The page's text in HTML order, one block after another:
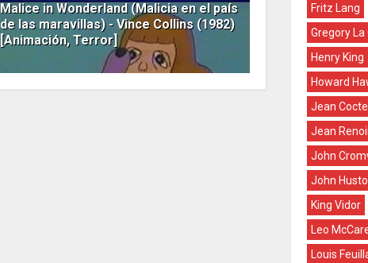
Malice in Wonderland (Malicia en el país
de las maravillas) - Vince Collins (1982)
[Animación, Terror]
Fritz Lang
Gregory La
Henry King
Howard
Jean
Jean
John
John
King Vidor
Leo
Louis